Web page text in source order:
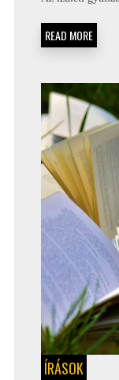
READ MORE
ÍRÁSOK